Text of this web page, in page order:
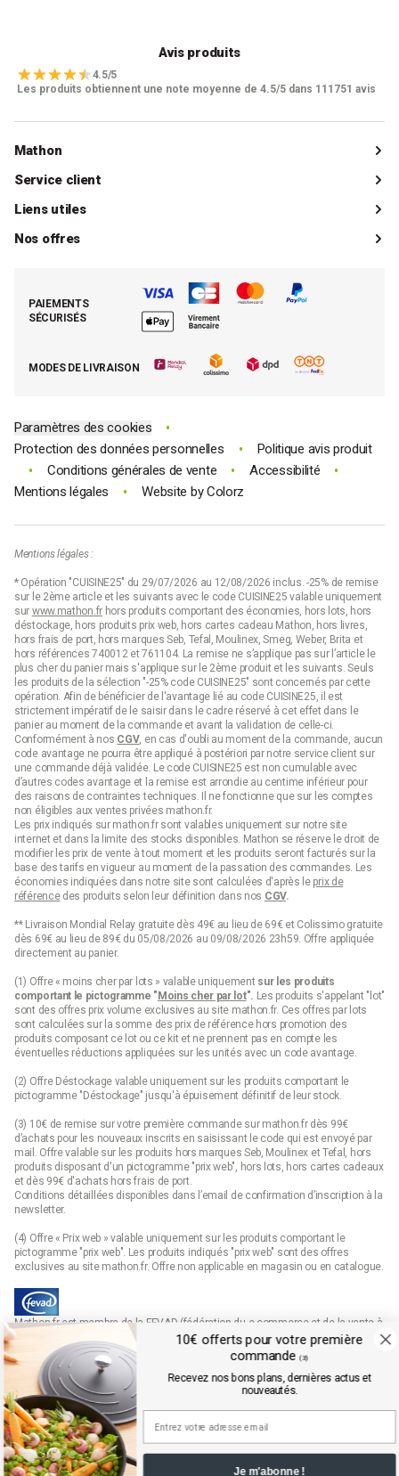
Avis produits
4.5/5
Les produits obtiennent une note moyenne de 4.5/5 dans 111751 avis
Mathon
Qui sommes-nous ?
Catalogue
La boutique de Saint-Marcellin
La presse parle de Mathon
Service client
Livraisons
Paiements
Demande de rétractation
Liens utiles
Mon compte client
Retrouver (ou activer) mon compte client
Nos offres
Nos best-sellers pâtisserie
Moins cher par lot
PAIEMENTS
SÉCURISÉS
MODES DE LIVRAISON
Paramètres des cookies •
Protection des données personnelles • Politique avis produit
• Conditions générales de vente • Accessibilité •
Mentions légales • Website byColorz
Mentions légales :
* Opération "CUISINE25" du 29/07/2026 au 12/08/2026 inclus. -25% de remise
sur le 2ème article et les suivants avec le code CUISINE25 valable uniquement
sur www.mathon.frhors produits comportant des économies, hors lots, hors
déstockage, hors produits prix web, hors cartes cadeau Mathon, hors livres,
hors frais de port, hors marques Seb, Tefal, Moulinex, Smeg, Weber, Brita et
hors références 740012 et 761104. La remise ne s’applique pas sur l’article le
plus cher du panier mais s'applique sur le 2ème produit et les suivants. Seuls
les produits de la sélection "-25% code CUISINE25" sont concernés par cette
opération. Afin de bénéficier de l'avantage lié au code CUISINE25, il est
strictement impératif de le saisir dans le cadre réservé à cet effet dans le
panier au moment de la commande et avant la validation de celle-ci.
Conformément à nos CGV, en cas d'oubli au moment de la commande, aucun
code avantage ne pourra être appliqué à postériori par notre service client sur
une commande déjà validée. Le code CUISINE25 est non cumulable avec
d’autres codes avantage et la remise est arrondie au centime inférieur pour
des raisons de contraintes techniques. Il ne fonctionne que sur les comptes
non éligibles aux ventes privées mathon.fr.
Les prix indiqués sur mathon.fr sont valables uniquement sur notre site
internet et dans la limite des stocks disponibles. Mathon se réserve le droit de
modifier les prix de vente à tout moment et les produits seront facturés sur la
base des tarifs en vigueur au moment de la passation des commandes. Les
économies indiquées dans notre site sont calculées d'après le prix de
référencedes produits selon leur définition dans nos CGV.
** Livraison Mondial Relay gratuite dès 49€ au lieu de 69€ et Colissimo gratuite
dès 69€ au lieu de 89€ du 05/08/2026 au 09/08/2026 23h59. Offre appliquée
directement au panier.
(1) Offre « moins cher par lots » valable uniquement sur les produits
comportant le pictogramme "Moins cher par lot". Les produits s'appelant "lot"
sont des offres prix volume exclusives au site mathon.fr. Ces offres par lots
sont calculées sur la somme des prix de référence hors promotion des
produits composant ce lot ou ce kit et ne prennent pas en compte les
éventuelles réductions appliquées sur les unités avec un code avantage.
(2) Offre Déstockage valable uniquement sur les produits comportant le
pictogramme "Déstockage" jusqu'à épuisement définitif de leur stock.
(3) 10€ de remise sur votre première commande sur mathon.fr dès 99€
d’achats pour les nouveaux inscrits en saisissant le code qui est envoyé par
mail. Offre valable sur les produits hors marques Seb, Moulinex et Tefal, hors
produits disposant d'un pictogramme "prix web", hors lots, hors cartes cadeaux
et dès 99€ d'achats hors frais de port.
Conditions détaillées disponibles dans l’email de confirmation d’inscription à la
newsletter.
(4) Offre « Prix web » valable uniquement sur les produits comportant le
pictogramme "prix web". Les produits indiqués "prix web" sont des offres
exclusives au site mathon.fr. Offre non applicable en magasin ou en catalogue.
Mathon.fr est membre de la FEVAD (fédération du e-commerce et de la vente à
distance)
10€ offerts pour votre première
commande (3)
Recevez nos bons plans, dernières actus et
nouveautés.
Je m'abonne !